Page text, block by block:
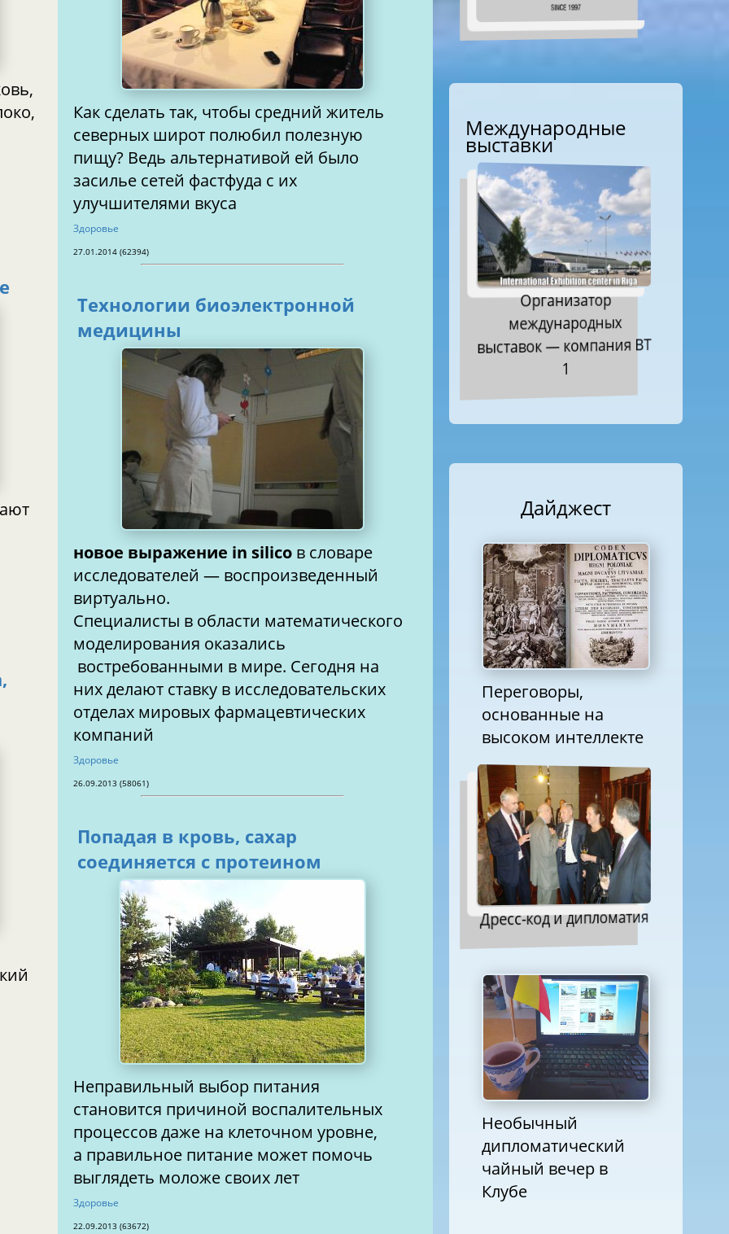
Как сделать так, чтобы средний житель
северных широт полюбил полезную
пищу? Ведь альтернативой ей было
засилье сетей фастфуда с их
улучшителями вкуса
Здоровье
27.01.2014 (62394)
Технологии биоэлектронной
медицины
новое выражение in silico в словаре
исследователей — воспроизведенный
виртуально.
Специалисты в области математического
моделирования оказались
востребованными в мире. Сегодня на
них делают ставку в исследовательских
отделах мировых фармацевтических
компаний
Здоровье
26.09.2013 (58061)
Попадая в кровь, сахар
соединяется с протеином
Неправильный выбор питания
становится причиной воспалительных
процессов даже на клеточном уровне,
а правильное питание может помочь
выглядеть моложе своих лет
Здоровье
22.09.2013 (63672)
Международные
выставки
Организатор
международных
выставок — компания ВТ
1
Дайджест
Переговоры,
основанные на
высоком интеллекте
Дресс-код и дипломатия
Необычный
дипломатический
чайный вечер в
Клубе